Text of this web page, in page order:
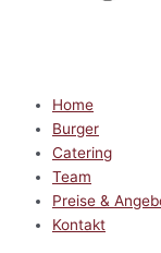
Home
Burger
Catering
Team
Preise &
Kontakt